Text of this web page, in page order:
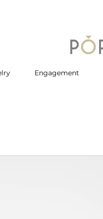
Engagement